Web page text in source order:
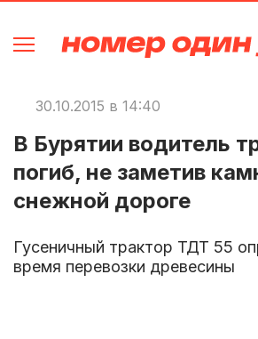
30.10.2015 в 14:40
В Бурятии водитель
погиб, не заметив
снежной дороге
Гусеничный трактор ТДТ 55
время перевозки древесины